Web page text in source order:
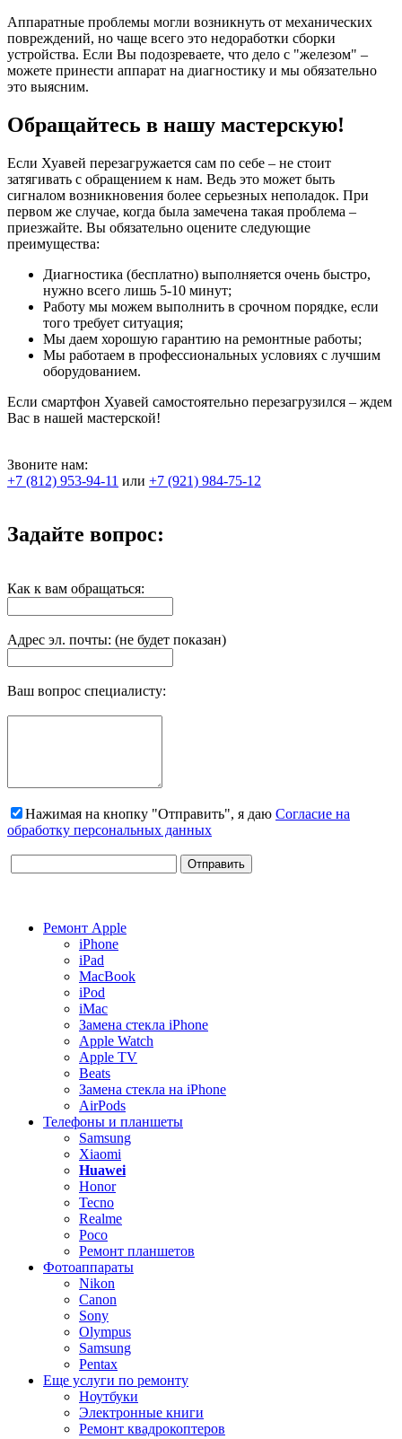
Аппаратные проблемы могли возникнуть от механических
повреждений, но чаще всего это недоработки сборки
устройства. Если Вы подозреваете, что дело с "железом" –
можете принести аппарат на диагностику и мы обязательно
это выясним.
Обращайтесь в нашу мастерскую!
Если Хуавей перезагружается сам по себе – не стоит
затягивать с обращением к нам. Ведь это может быть
сигналом возникновения более серьезных неполадок. При
первом же случае, когда была замечена такая проблема –
приезжайте. Вы обязательно оцените следующие
преимущества:
Диагностика (бесплатно) выполняется очень быстро,
нужно всего лишь 5-10 минут;
Работу мы можем выполнить в срочном порядке, если
того требует ситуация;
Мы даем хорошую гарантию на ремонтные работы;
Мы работаем в профессиональных условиях с лучшим
оборудованием.
Если смартфон Хуавей самостоятельно перезагрузился – ждем
Вас в нашей мастерской!
Звоните нам:
+7 (812) 953-94-11 или +7 (921) 984-75-12
Задайте вопрос:
Как к вам обращаться:
Адрес эл. почты: (не будет показан)
Ваш вопрос специалисту:
Нажимая на кнопку "Отправить", я даю Согласие на
обработку персональных данных
Ремонт Apple
iPhone
iPad
MacBook
iPod
iMac
Замена стекла iPhone
Apple Watch
Apple TV
Beats
Замена стекла на iPhone
AirPods
Телефоны и планшеты
Samsung
Xiaomi
Huawei
Honor
Tecno
Realme
Poco
Ремонт планшетов
Фотоаппараты
Nikon
Canon
Sony
Olympus
Samsung
Pentax
Еще услуги по ремонту
Ноутбуки
Электронные книги
Ремонт квадрокоптеров